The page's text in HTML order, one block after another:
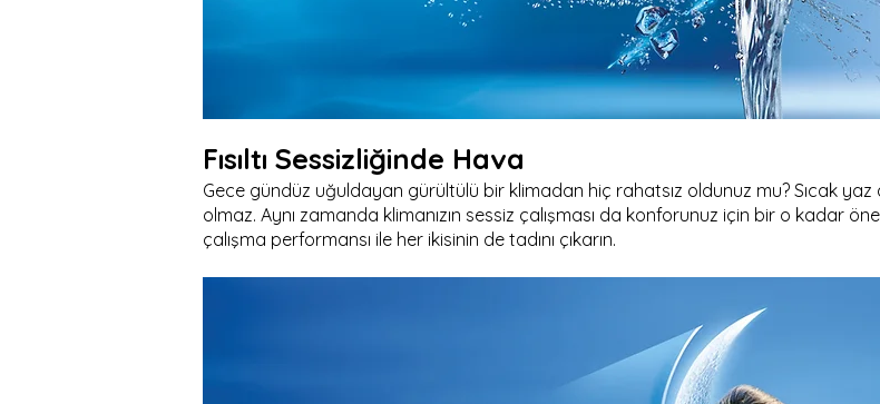
Fısıltı Sessizliğinde Hava
Gece gündüz uğuldayan gürültülü bir klimadan hiç rahatsız oldunuz mu? Sıcak yaz
olmaz. Aynı zamanda klimanızın sessiz çalışması da konforunuz için bir o kadar
çalışma performansı ile her ikisinin de tadını çıkarın.